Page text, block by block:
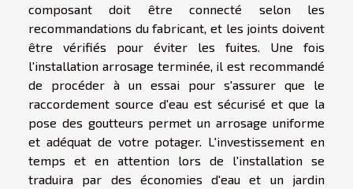
composant doit être connecté selon les
recommandations du fabricant, et les joints doivent
être vérifiés pour éviter les fuites. Une fois
l'installation arrosage terminée, il est recommandé
de procéder à un essai pour s'assurer que le
raccordement source d'eau est sécurisé et que la
pose des goutteurs permet un arrosage uniforme
et adéquat de votre potager. L'investissement en
temps et en attention lors de l'installation se
traduira par des économies d'eau et un jardin